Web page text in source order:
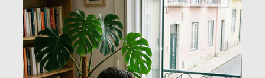
OUTROS SERVIÇOS
NOTÍCIAS
CONTATO